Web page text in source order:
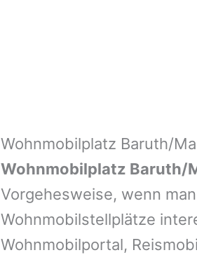
Wohnmobilplatz Baruth/
Wohnmobilplatz Baruth/
Vorgehesweise, wenn
Wohnmobilstellplätze
Wohnmobilportal,